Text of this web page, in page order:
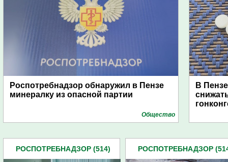
Роспотребнадзор обнаружил в Пензе
минералку из опасной партии
Общество
В
РОСПОТРЕБНАДЗОР (514) РОСПОТРЕБНАДЗОР